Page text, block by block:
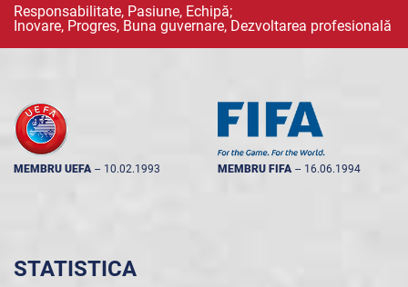
Responsabilitate, Pasiune, Echipă;
Inovare, Progres, Buna guvernare, Dezvoltarea profesională
MEMBRU UEFA -- 10.02.1993 MEMBRU FIFA -- 16.06.1994
STATISTICA